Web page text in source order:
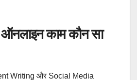
काम कौन सा
Writing और Social Media